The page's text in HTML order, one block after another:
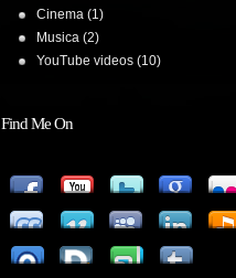
Cinema (1)
Musica (2)
YouTube videos (10)
Find Me On